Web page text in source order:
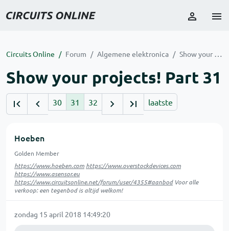
Circuits Online Forum Algemene elektronica Show your projects! Part 31
Show your projects! Part 31
30 31 32 laatste
Hoeben
Golden Member
https://www.hoeben.com https://www.overstockdevices.com
https://www.asensor.eu
https://www.circuitsonline.net/forum/user/4355#aanbodVoor alle
verkoop: een tegenbod is altijd welkom!
zondag 15 april 2018 14:49:20